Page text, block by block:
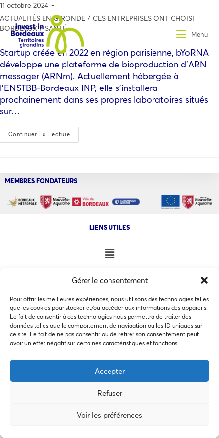
Gérer le consentement
Pour offrir les meilleures expériences, nous utilisons des technologies telles
que les cookies pour stocker et/ou accéder aux informations des appareils.
Le fait de consentir à ces technologies nous permettra de traiter des
données telles que le comportement de navigation ou les ID uniques sur
ce site. Le fait de ne pas consentir ou de retirer son consentement peut
avoir un effet négatif sur certaines caractéristiques et fonctions.
Accepter
Refuser
Voir les préférences
Ce site utilise des cookies pour les statistiques et pour
politique de confidentialité
Accepter
Refuser
Préférences des cookies
Menu
11 octobre 2024
ACTUALITÉS EN GIRONDE / CES ENTREPRISES ONT CHOISI
BORDEAUX / SANTÉ
Startup créée en 2022 en région parisienne, bYoRNA
développe une plateforme de bioproduction d’ARN
messager (ARNm). Actuellement hébergée à
l’ENSTBB-Bordeaux INP, elle s’installera
prochainement dans ses propres laboratoires situés
sur…
Continuer La Lecture
MEMBRES FONDATEURS
LIENS UTILES
COPYRIGHT @ 2026 - INVEST IN BORDEAUX - 32 Allées d'Orléans
33000 Bordeaux